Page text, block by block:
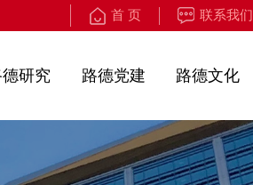
首 页 联系我们
研究 路德党建 路德文化